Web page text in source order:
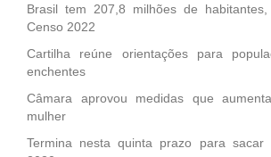
Brasil tem 207,8 milhões de
Censo 2022
Cartilha reúne orientações para
enchentes
Câmara aprovou medidas que
mulher
Termina nesta quinta prazo para sacar